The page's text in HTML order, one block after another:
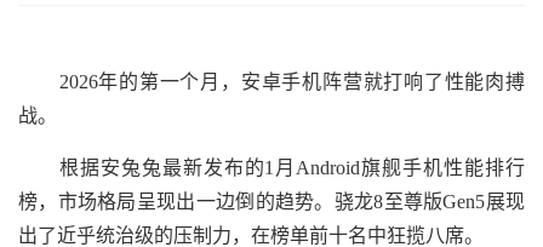
2026年的第一个月，安卓手机阵营就打响了性能肉搏
战。
根据安兔兔最新发布的1月Android旗舰手机性能排行
榜，市场格局呈现出一边倒的趋势。骁龙8至尊版Gen5展现
出了近乎统治级的压制力，在榜单前十名中狂揽八席。